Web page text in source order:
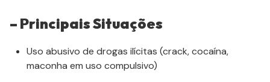
– Principais Situações
Uso abusivo de drogas ilícitas (crack, cocaína,
maconha em uso compulsivo)